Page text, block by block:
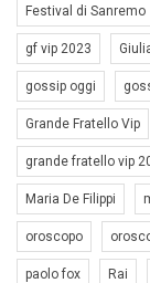
Festival di Sanremo
gf vip 2023
gossip oggi
Grande Fratello Vip
grande fratello vip
Maria De Filippi
oroscopo
paolo fox Rai